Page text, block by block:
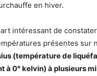
en hiver.
intéressant de
présentes sur
(température de
à 0° kelvin) à plusieurs